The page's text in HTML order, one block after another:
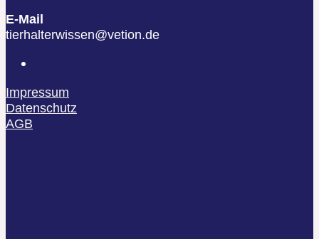
E-Mail
tierhalterwissen@vetion.de
Impressum
Datenschutz
AGB